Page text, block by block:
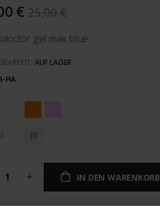
€
gel max blue
AUF LAGER
HA
JR
IN DEN WARENKORB